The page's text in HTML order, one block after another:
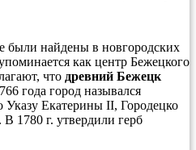
были найдены в новгородских
как центр Бежецкого
что древний Бежецк
года город назывался
Указу Екатерины II, Городецко
1780 г. утвердили герб